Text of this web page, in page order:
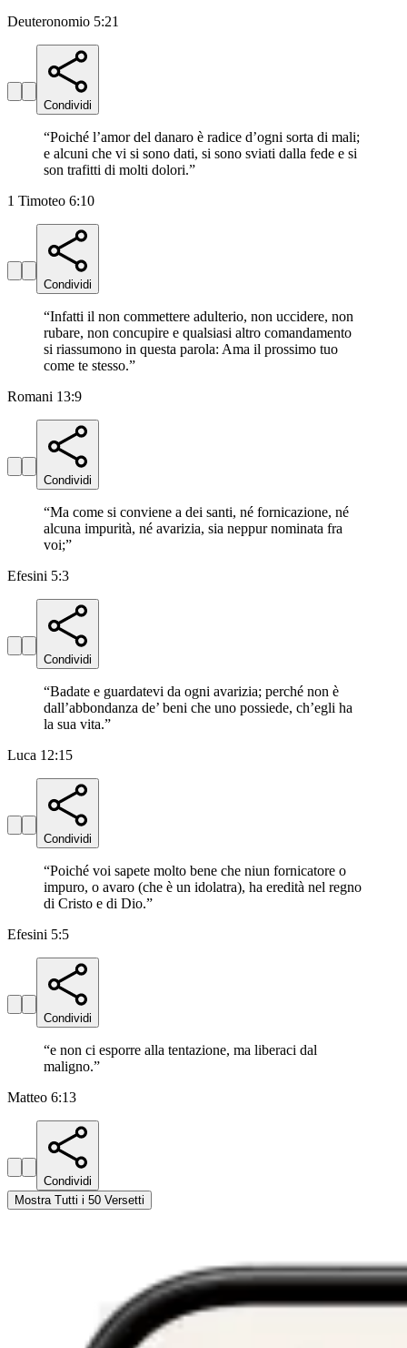
Deuteronomio 5:21
Condividi
“Poiché l’amor del danaro è radice d’ogni sorta di mali;
e alcuni che vi si sono dati, si sono sviati dalla fede e si
son trafitti di molti dolori.”
1 Timoteo 6:10
Condividi
“Infatti il non commettere adulterio, non uccidere, non
rubare, non concupire e qualsiasi altro comandamento
si riassumono in questa parola: Ama il prossimo tuo
come te stesso.”
Romani 13:9
Condividi
“Ma come si conviene a dei santi, né fornicazione, né
alcuna impurità, né avarizia, sia neppur nominata fra
voi;”
Efesini 5:3
Condividi
“Badate e guardatevi da ogni avarizia; perché non è
dall’abbondanza de’ beni che uno possiede, ch’egli ha
la sua vita.”
Luca 12:15
Condividi
“Poiché voi sapete molto bene che niun fornicatore o
impuro, o avaro (che è un idolatra), ha eredità nel regno
di Cristo e di Dio.”
Efesini 5:5
Condividi
“e non ci esporre alla tentazione, ma liberaci dal
maligno.”
Matteo 6:13
Condividi
Mostra Tutti i 50 Versetti